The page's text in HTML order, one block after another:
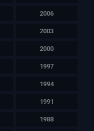
2006
2003
2000
1997
1994
1991
1988